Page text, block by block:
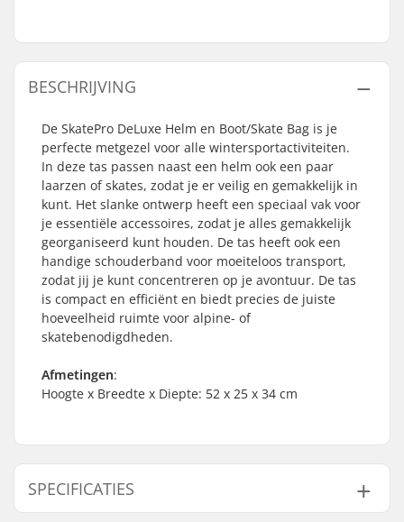
BESCHRIJVING
De SkatePro DeLuxe Helm en Boot/Skate Bag is je
perfecte metgezel voor alle wintersportactiviteiten.
In deze tas passen naast een helm ook een paar
laarzen of skates, zodat je er veilig en gemakkelijk in
kunt. Het slanke ontwerp heeft een speciaal vak voor
je essentiële accessoires, zodat je alles gemakkelijk
georganiseerd kunt houden. De tas heeft ook een
handige schouderband voor moeiteloos transport,
zodat jij je kunt concentreren op je avontuur. De tas
is compact en efficiënt en biedt precies de juiste
hoeveelheid ruimte voor alpine- of
skatebenodigdheden.
Afmetingen:
Hoogte x Breedte x Diepte: 52 x 25 x 34 cm
SPECIFICATIES